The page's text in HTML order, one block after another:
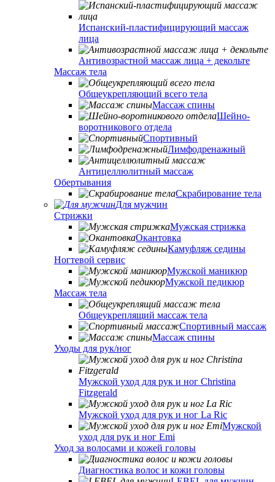
Испанский-пластифицирующий массаж
лица
Антивозрастной массаж лица + декольте
Массаж тела
Общеукрепляющий всего тела
Массаж спины
Шейно-
воротникового отдела
Спортивный
Лимфодренажный
Антицеллюлитный массаж
Обертывания
Скрабирование тела
Для мужчин
Стрижки
Мужская стрижка
Окантовка
Камуфляж седины
Ногтевой сервис
Мужской маникюр
Мужской педикюр
Массаж тела
Общеукреплящий массаж тела
Спортивный массаж
Массаж спины
Уходы для рук/ног
Мужской уход для рук и ног Christina
Fitzgerald
Мужской уход для рук и ног La Ric
Мужской
уход для рук и ног Emi
Уход за волосами и кожей головы
Диагностика волос и кожи головы